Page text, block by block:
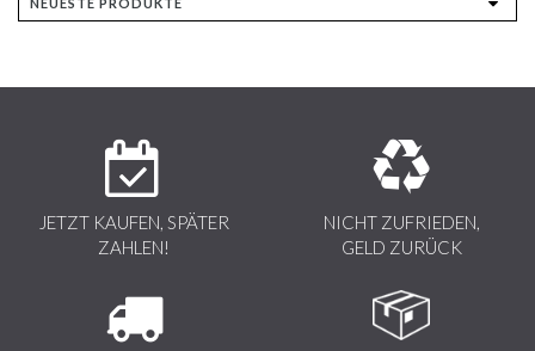
JETZT KAUFEN, SPÄTER
ZAHLEN!
NICHT ZUFRIEDEN,
GELD ZURÜCK